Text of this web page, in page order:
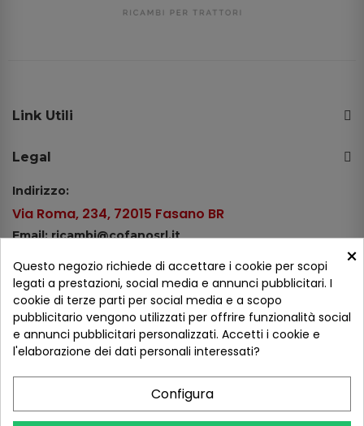
Link Utili
Legal
Indirizzo:
Via Roma, 234, 72015 Fasano BR
Email: ricambi@cofanosrl.it
Tel.: +39 080 44 13 478
WhatsApp: +39 334 98 51 100
Metodi di pagamento
×
Questo negozio richiede di accettare i cookie per scopi
legati a prestazioni, social media e annunci pubblicitari. I
cookie di terze parti per social media e a scopo
pubblicitario vengono utilizzati per offrire funzionalità social
e annunci pubblicitari personalizzati. Accetti i cookie e
l'elaborazione dei dati personali interessati?
Configura